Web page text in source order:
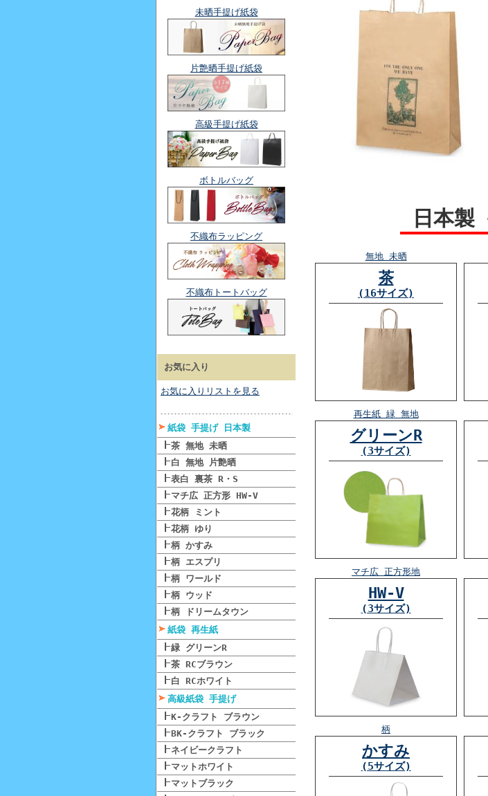
未晒手提げ紙袋
片艶晒手提げ紙袋
高級手提げ紙袋
ボトルバッグ
不織布ラッピング
不織布トートバッグ
お気に入り
お気に入りリストを見る
紙袋 手提げ 日本製
茶 無地 未晒
白 無地 片艶晒
表白 裏茶 R・S
マチ広 正方形 HW-V
花柄 ミント
花柄 ゆり
柄 かすみ
柄 エスプリ
柄 ワールド
柄 ウッド
柄 ドリームタウン
紙袋 再生紙
緑 グリーンR
茶 RCブラウン
白 RCホワイト
高級紙袋 手提げ
K-クラフト ブラウン
BK-クラフト ブラック
ネイビークラフト
マットホワイト
マットブラック
日本製
無地 未晒
茶
(16サイズ)
再生紙 緑 無地
グリーンR
(3サイズ)
マチ広 正方形地
HW-V
(3サイズ)
柄
かすみ
(5サイズ)